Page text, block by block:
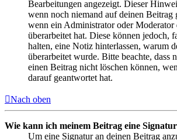
Bearbeitungen angezeigt. Dieser
wenn noch niemand auf deinen Beitrag
wenn ein Administrator oder Moderator
überarbeitet hat. Diese können jedoch,
halten, eine Notiz hinterlassen, warum
überarbeitet wurde. Bitte beachte, dass
einen Beitrag nicht löschen können,
darauf geantwortet hat.
Nach oben
Wie kann ich meinem Beitrag eine
Um eine Signatur an deinen Beitrag